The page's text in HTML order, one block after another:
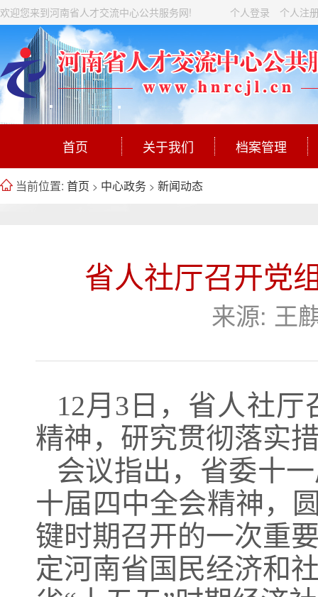
欢迎您来到河南省人才交流中心公共服务网! 个人登录 个人注
首页 关于我们 档案管理
当前位置: 首页 > 中心政务 > 新闻动态
省人社厅召开党
来源: 王
12月3日，省人社
精神，研究贯彻落实
会议指出，省委十
十届四中全会精神，
键时期召开的一次重
定河南省国民经济和